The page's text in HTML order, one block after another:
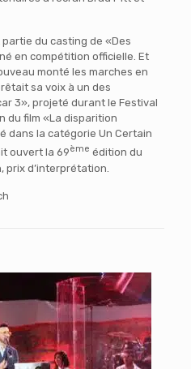
du casting de «Des
en compétition officielle. Et
monté les marches en
sa voix à un des
3», projeté durant le Festival
du film «La disparition
dans la catégorie Un Certain
ouvert la 69ème édition du
prix d’interprétation.